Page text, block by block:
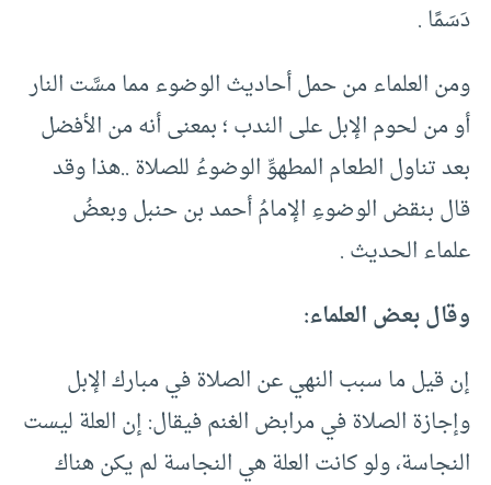
دَسَمًا .
ومن العلماء من حمل أحاديث الوضوء مما مسَّت النار
أو من لحوم الإبل على الندب ؛ بمعنى أنه من الأفضل
بعد تناول الطعام المطهوِّ الوضوءُ للصلاة ..هذا وقد
قال بنقض الوضوءِ الإمامُ أحمد بن حنبل وبعضُ
علماء الحديث .
وقال بعض العلماء:
إن قيل ما سبب النهي عن الصلاة في مبارك الإبل
وإجازة الصلاة في مرابض الغنم فيقال: إن العلة ليست
النجاسة، ولو كانت العلة هي النجاسة لم يكن هناك